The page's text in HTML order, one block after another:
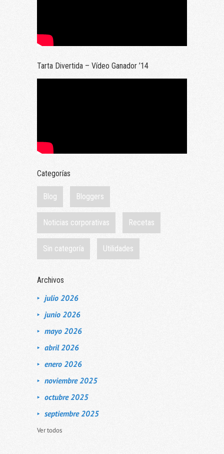
Tarta Divertida – Vídeo Ganador ’14
Categorías
Blog Bloggers
Noticias corporativas Recetas
Sin categoría Utilidades
Archivos
julio 2026
junio 2026
mayo 2026
abril 2026
enero 2026
noviembre 2025
octubre 2025
septiembre 2025
Ver todos